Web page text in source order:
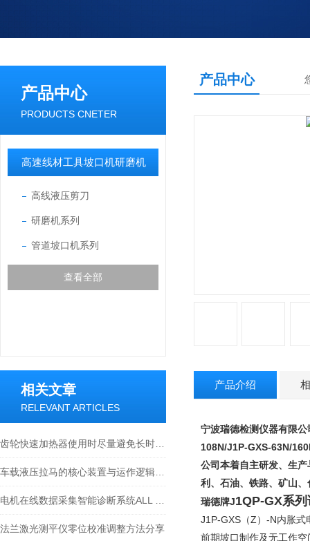
产品中心
PRODUCTS CNETER
高速线材工具坡口机研磨机
高线液压剪刀
研磨机系列
管道坡口机系列
查看全部
相关文章
RELEVANT ARTICLES
法兰激光测平仪零位校准调整方法分享
产品中心
产品介绍
宁波瑞德检测仪器有限
108N/J1P-GXS-63N/
公司本着自主研发、生
利、石油、铁路、矿山
瑞德牌J1QP-GX系
J1P-GXS（Z）-N内胀式
前期坡口制作及无工作